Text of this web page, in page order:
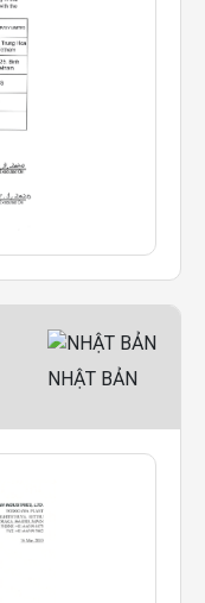
NHẬT BẢN